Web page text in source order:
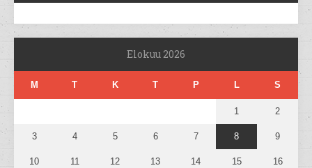
Elokuu 2026
M T K T P L S
1 2
3 4 5 6 7 8 9
10 11 12 13 14 15 16